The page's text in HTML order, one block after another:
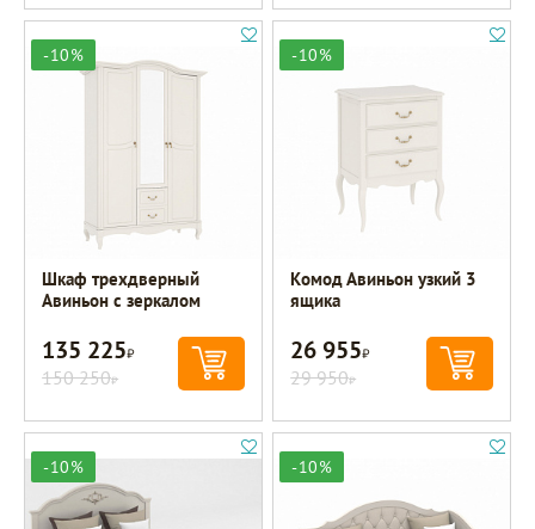
-10%
Шкаф трехдверный
Авиньон с зеркалом
135 225Р
150 250Р
-10%
Комод Авиньон узкий 3
ящика
26 955Р
29 950Р
-10% -10%